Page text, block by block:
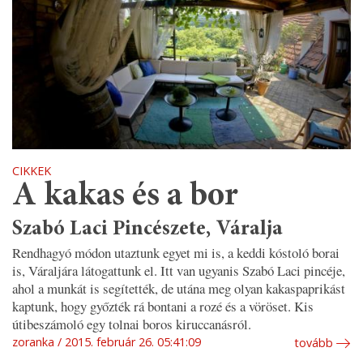
CIKKEK
A kakas és a bor
Szabó Laci Pincészete, Váralja
Rendhagyó módon utaztunk egyet mi is, a keddi kóstoló borai
is, Váraljára látogattunk el. Itt van ugyanis Szabó Laci pincéje,
ahol a munkát is segítették, de utána meg olyan kakaspaprikást
kaptunk, hogy győzték rá bontani a rozé és a vöröset. Kis
útibeszámoló egy tolnai boros kiruccanásról.
zoranka 2015. február 26. 05:41:09 tovább